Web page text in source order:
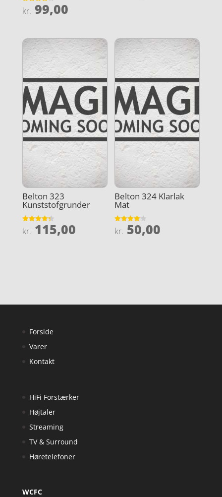
Vurderet
3.9
kr. 99,00
Belton 323
Kunststofgrunder
Vurderet
4.3
kr. 115,00
Belton 324 Klarlak
Mat
Vurderet
4.1
kr. 50,00
Forside
Varer
Kontakt
HiFi Forstærker
Højtaler
Streaming
TV & Surround
Høretelefoner
WCFC